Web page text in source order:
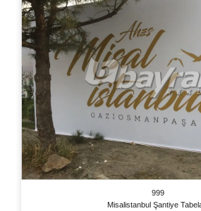
999
Misalistanbul Şantiye